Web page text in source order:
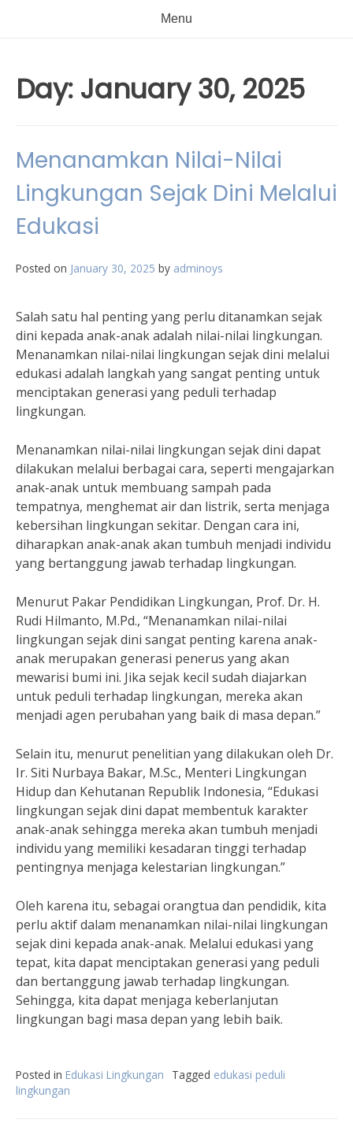
Menu
Day: January 30, 2025
Menanamkan Nilai-Nilai
Lingkungan Sejak Dini Melalui
Edukasi
Posted on January 30, 2025 by adminoys
Salah satu hal penting yang perlu ditanamkan sejak
dini kepada anak-anak adalah nilai-nilai lingkungan.
Menanamkan nilai-nilai lingkungan sejak dini melalui
edukasi adalah langkah yang sangat penting untuk
menciptakan generasi yang peduli terhadap
lingkungan.
Menanamkan nilai-nilai lingkungan sejak dini dapat
dilakukan melalui berbagai cara, seperti mengajarkan
anak-anak untuk membuang sampah pada
tempatnya, menghemat air dan listrik, serta menjaga
kebersihan lingkungan sekitar. Dengan cara ini,
diharapkan anak-anak akan tumbuh menjadi individu
yang bertanggung jawab terhadap lingkungan.
Menurut Pakar Pendidikan Lingkungan, Prof. Dr. H.
Rudi Hilmanto, M.Pd., “Menanamkan nilai-nilai
lingkungan sejak dini sangat penting karena anak-
anak merupakan generasi penerus yang akan
mewarisi bumi ini. Jika sejak kecil sudah diajarkan
untuk peduli terhadap lingkungan, mereka akan
menjadi agen perubahan yang baik di masa depan.”
Selain itu, menurut penelitian yang dilakukan oleh Dr.
Ir. Siti Nurbaya Bakar, M.Sc., Menteri Lingkungan
Hidup dan Kehutanan Republik Indonesia, “Edukasi
lingkungan sejak dini dapat membentuk karakter
anak-anak sehingga mereka akan tumbuh menjadi
individu yang memiliki kesadaran tinggi terhadap
pentingnya menjaga kelestarian lingkungan.”
Oleh karena itu, sebagai orangtua dan pendidik, kita
perlu aktif dalam menanamkan nilai-nilai lingkungan
sejak dini kepada anak-anak. Melalui edukasi yang
tepat, kita dapat menciptakan generasi yang peduli
dan bertanggung jawab terhadap lingkungan.
Sehingga, kita dapat menjaga keberlanjutan
lingkungan bagi masa depan yang lebih baik.
Posted in Edukasi Lingkungan Tagged edukasi peduli
lingkungan